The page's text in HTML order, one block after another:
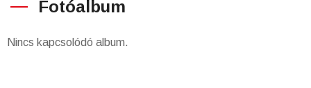
Fotóalbum
Nincs kapcsolódó album.